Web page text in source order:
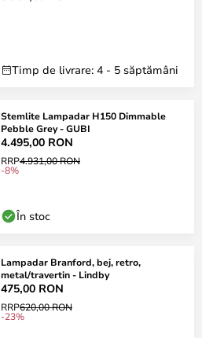
Timp de livrare: 4 - 5 săptămâni
Stemlite Lampadar H150 Dimmable
Pebble Grey - GUBI
4.495,00 RON
RRP4.931,00 RON
-8%
În stoc
Lampadar Branford, bej, retro,
metal/travertin - Lindby
475,00 RON
RRP620,00 RON
-23%